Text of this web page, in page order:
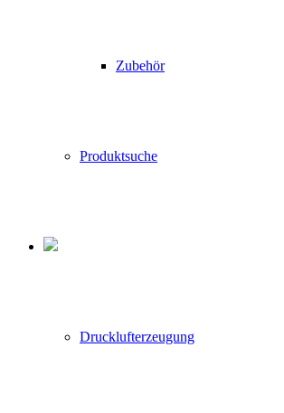
Zubehör
Produktsuche
Drucklufterzeugung